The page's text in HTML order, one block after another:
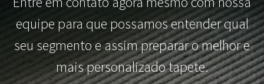
equipe para que possamos entender qual
seu segmento e assim preparar o melhor e
mais personalizado tapete.